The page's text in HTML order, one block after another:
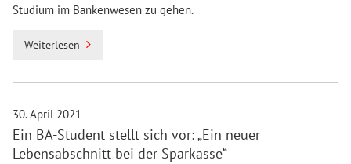
Studium im Bankenwesen zu gehen.
Weiterlesen
30. April 2021
Ein BA-Student stellt sich vor: „Ein neuer
Lebensabschnitt bei der Sparkasse“